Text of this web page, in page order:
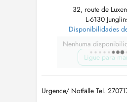
32, route de
L-6130
Disponibilidades
Nenhuma
Ligue para
Urgence/ Notfälle Tel.